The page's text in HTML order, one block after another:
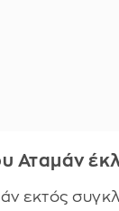
Αταμάν
εκτός